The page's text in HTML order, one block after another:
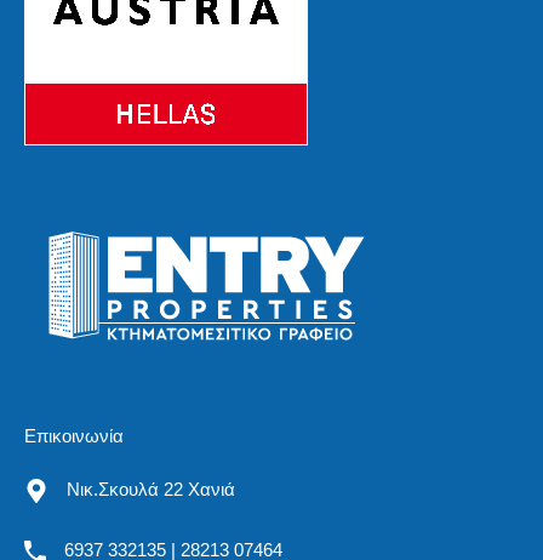
Επικοινωνία
Νικ.Σκουλά 22 Χανιά
6937 332135 | 28213 07464